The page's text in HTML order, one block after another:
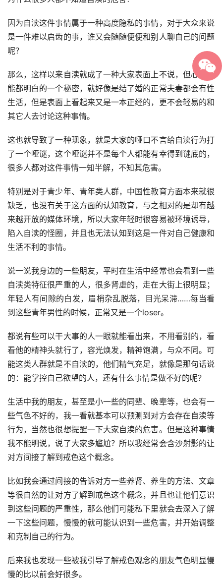
因为自渎这件事情属于一种高度隐私的事情，对于大众来说
是一件难以启齿的事，谁又会随随便便和别人聊自己的问题
呢？
那么，这样以来自渎就成了一种大家表面上不说，但心里可
能都明白的一个秘密，就好像是结了婚的正常夫妻都会有性
生活，但是表面上看起来又是一本正经的，更不会轻易的和
其它人去讨论这种事情。
这也就导致了一种现象，就是大家的哑口不言给自渎行为打
了一个哑谜，这个哑谜并不是每个人都能有幸得到谜底的，
很多人都对这件事情一知半解，不知其危害。
特别是对于青少年、青年类人群，中国性教育方面本来就很
缺乏，也没有关于这方面的认知教育，与之相对的是却有越
来越开放的媒体环境，所以大家年轻时很容易被环境诱导，
陷入自渎的怪圈，并且也无法认知到这是一件对自己健康和
生活不利的事情。
说一说我身边的一些朋友，平时在生活中经常也会看到一些
自渎类特征很严重的人，很多肾虚的，走在大街上很明显；
年轻人有间隙的白发，眉梢杂乱脱落，目光呆滞……每当看
到这些青年男性的时候，正常又是一个loser。
都说有些可以干大事的人一眼就能看出来，不用看别的，看
看他的精神头就行了，容光焕发，精神饱满，与众不同。可
能这类人群就是不自渎的，他们精气充足，就像是那句话说
的：能掌控自己欲望的人，还有什么事情是做不好的呢？
生活中我的朋友，甚至是小一些的同辈、晚辈等，也会有一
些气色不好的，我一看就基本可以预测到对方会存在自渎等
行为，当然也很想提醒一下大家自渎的危害。但是这种事情
我不能明说，说了大家多尴尬？所以我经常会含沙射影的让
对方间接了解到戒色这个概念。
比如我会通过间接的告诉对方一些养肾、养生的方法、文章
等很自然的让对方了解到戒色这个概念，并且也让他们意识
到这些问题的严重性，那么他们可能私下里就会去深入了解
一下这些问题，慢慢的就可能认识到一些危害，并开始调整
和克制自己的行为。
后来我也发现一些被我引导了解戒色观念的朋友气色明显慢
慢的比以前会好很多。